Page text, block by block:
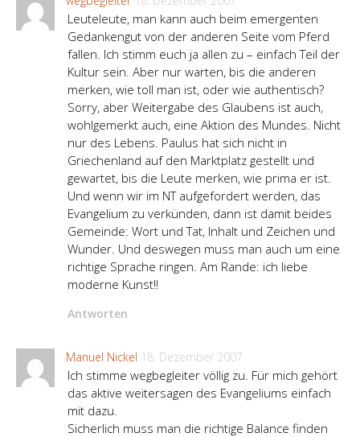
Leuteleute, man kann auch beim emergenten
Gedankengut von der anderen Seite vom Pferd
fallen. Ich stimm euch ja allen zu – einfach Teil der
Kultur sein. Aber nur warten, bis die anderen
merken, wie toll man ist, oder wie authentisch?
Sorry, aber Weitergabe des Glaubens ist auch,
wohlgemerkt auch, eine Aktion des Mundes. Nicht
nur des Lebens. Paulus hat sich nicht in
Griechenland auf den Marktplatz gestellt und
gewartet, bis die Leute merken, wie prima er ist.
Und wenn wir im NT aufgefordert werden, das
Evangelium zu verkünden, dann ist damit beides
Gemeinde: Wort und Tat, Inhalt und Zeichen und
Wunder. Und deswegen muss man auch um eine
richtige Sprache ringen. Am Rande: ich liebe
moderne Kunst!!
Antworten
Manuel Nickel 18. Dezember 2007
Ich stimme wegbegleiter völlig zu. Für mich gehört
das aktive weitersagen des Evangeliums einfach
mit dazu.
Sicherlich muss man die richtige Balance finden